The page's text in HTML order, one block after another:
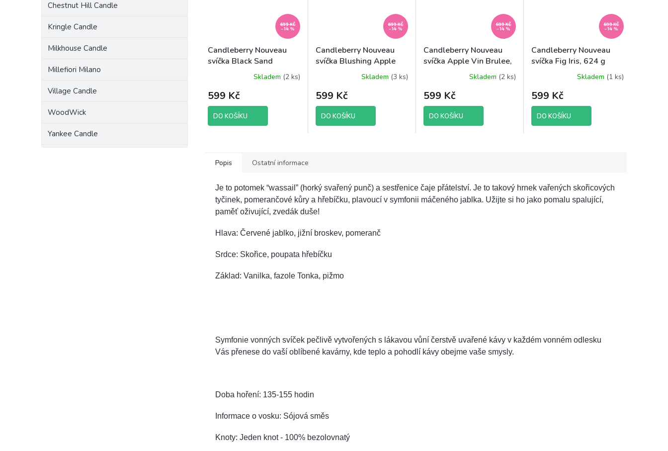
Chestnut Hill Candle
Kringle Candle
Milkhouse Candle
Millefiori Milano
Village Candle
WoodWick
Yankee Candle
699 KČ
–14 %
Candleberry Nouveau
svíčka Black Sand
Beaches, 624 gSkladem (2 ks)
599 Kč
DO KOŠÍKU
699 KČ
–14 %
Candleberry Nouveau
svíčka Blushing Apple
Blossom, 624 gSkladem (3 ks)
599 Kč
DO KOŠÍKU
699 KČ
–14 %
Candleberry Nouveau
svíčka Apple Vin Brulee,
Skladem (2 ks)
599 Kč
DO KOŠÍKU
699 KČ
–14 %
Candleberry Nouveau
svíčka Fig Iris, 624 g
Skladem (1 ks)
599 Kč
DO KOŠÍKU
Popis Ostatní informace
Je to potomek “wassail” (horký svařený punč) a sestřenice čaje přátelství. Je to takový hrnek vařených skořicových
tyčinek, pomerančové kůry a hřebíčku, plavoucí v symfonii máčeného jablka. Užijte si ho jako pomalu spalující,
paměť oživující, zvedák duše!
Hlava: Červené jablko, jižní broskev, pomeranč
Srdce: Skořice, poupata hřebíčku
Základ: Vanilka, fazole Tonka, pižmo
Symfonie vonných svíček pečlivě vytvořených s lákavou vůní čerstvě uvařené kávy v každém vonném odlesku
Vás přenese do vaší oblíbené kavárny, kde teplo a pohodlí kávy obejme vaše smysly.
Doba hoření: 135-155 hodin
Informace o vosku: Sójová směs
Knoty: Jeden knot - 100% bezolovnatý